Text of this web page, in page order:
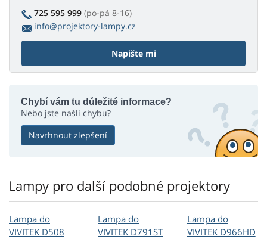
725 595 999 (po-pá 8-16)
info@projektory-lampy.cz
Napište mi
Chybí vám tu důležité informace?
Nebo jste našli chybu?
Navrhnout zlepšení
Lampy pro další podobné projektory
Lampa do
VIVITEK D508
Lampa do
VIVITEK D791ST
Lampa do
VIVITEK D966HD